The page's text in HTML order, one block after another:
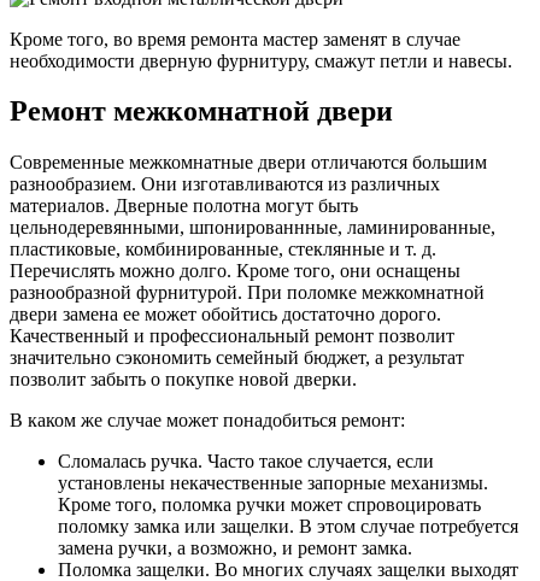
Кроме того, во время ремонта мастер заменят в случае
необходимости дверную фурнитуру, смажут петли и навесы.
Ремонт межкомнатной двери
Современные межкомнатные двери отличаются большим
разнообразием. Они изготавливаются из различных
материалов. Дверные полотна могут быть
цельнодеревянными, шпонированнные, ламинированные,
пластиковые, комбинированные, стеклянные и т. д.
Перечислять можно долго. Кроме того, они оснащены
разнообразной фурнитурой. При поломке межкомнатной
двери замена ее может обойтись достаточно дорого.
Качественный и профессиональный ремонт позволит
значительно сэкономить семейный бюджет, а результат
позволит забыть о покупке новой дверки.
В каком же случае может понадобиться ремонт:
Сломалась ручка. Часто такое случается, если
установлены некачественные запорные механизмы.
Кроме того, поломка ручки может спровоцировать
поломку замка или защелки. В этом случае потребуется
замена ручки, а возможно, и ремонт замка.
Поломка защелки. Во многих случаях защелки выходят